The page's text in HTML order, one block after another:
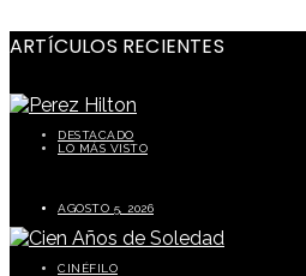
ARTÍCULOS RECIENTES
DESTACADO
LO MÁS VISTO
AGOSTO 5, 2026
CINÉFILO